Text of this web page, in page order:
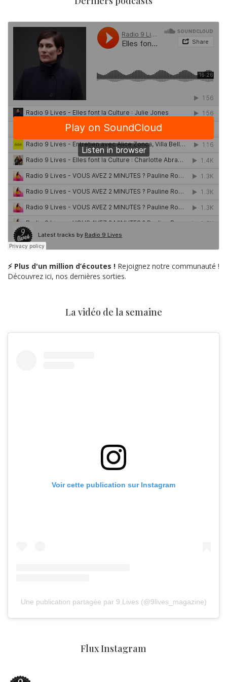
⚡ Plus d'un million d’écoutes ! Rejoignez notre communauté !
Découvrez ici, nos dernières sorties.
La vidéo de la semaine
Voir cette publication sur Instagram
Une publication partagée par 9 Lives (@9lives_magazine)
Flux Instagram